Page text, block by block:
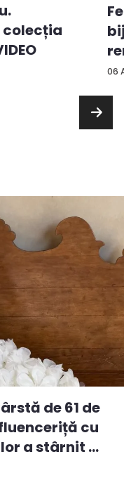
colecția
06
...
de 61 de
cu
a stârnit ...